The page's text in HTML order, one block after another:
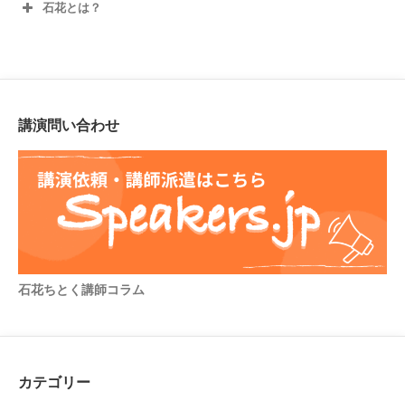
石花とは？
講演問い合わせ
石花ちとく講師コラム
カテゴリー